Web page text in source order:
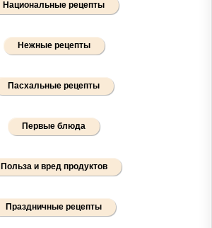
Национальные рецепты
Нежные рецепты
Пасхальные рецепты
Первые блюда
Польза и вред продуктов
Праздничные рецепты